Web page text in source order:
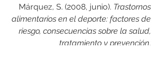
Márquez, S. (2008, junio). Trastornos
alimentarios en el deporte: factores de
riesgo, consecuencias sobre la salud,
tratamiento y prevención.